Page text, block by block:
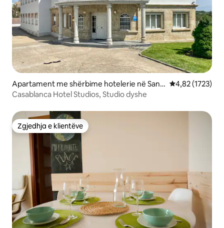
Apartament me shërbime hotelerie në Sant
a Marta de Tormes
Vlerësimi
4,82 (1723)
Casablanca Hotel Studios, Studio dyshe
Zgjedhja e klientëve
Zgjedhja e klientëve